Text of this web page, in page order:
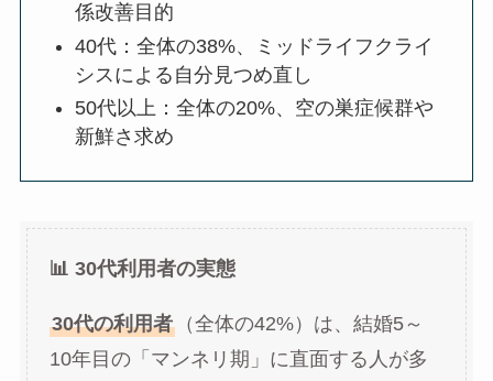
係改善目的
40代：全体の38%、ミッドライフクライ
シスによる自分見つめ直し
50代以上：全体の20%、空の巣症候群や
新鮮さ求め
📊 30代利用者の実態
30代の利用者（全体の42%）は、結婚5～
10年目の「マンネリ期」に直面する人が多